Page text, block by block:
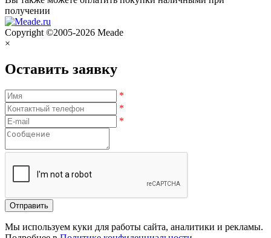
получении
Copyright ©2005-2026 Meade
×
Оставить заявку
*
*
*
Мы используем куки для работы сайта, аналитики и рекламы.